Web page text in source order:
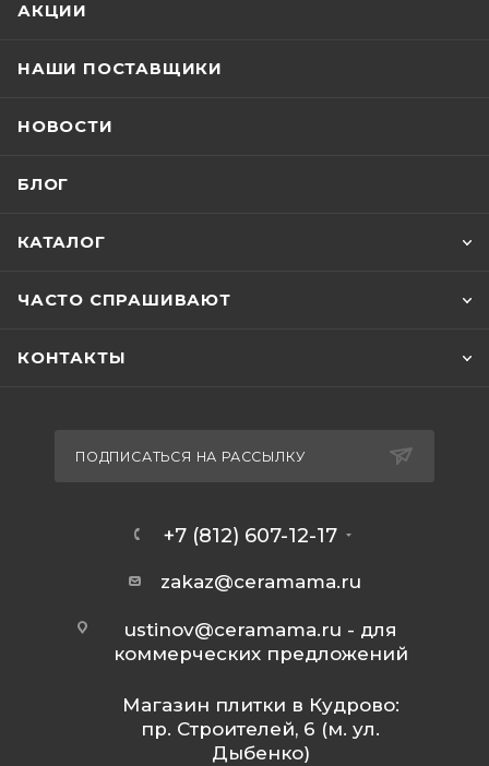
АКЦИИ
НАШИ ПОСТАВЩИКИ
НОВОСТИ
БЛОГ
КАТАЛОГ
ЧАСТО СПРАШИВАЮТ
КОНТАКТЫ
ПОДПИСАТЬСЯ НА РАССЫЛКУ
+7 (812) 607-12-17
zakaz@ceramama.ru
ustinov@ceramama.ru - для
коммерческих предложений
Магазин плитки в Кудрово:
пр. Строителей, 6 (м. ул.
Дыбенко)